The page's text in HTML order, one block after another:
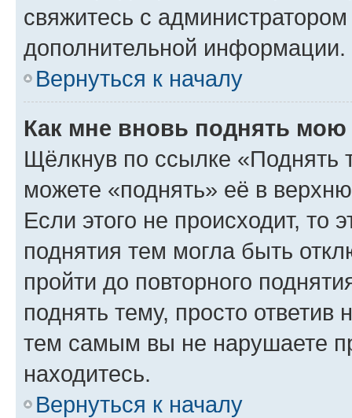
свяжитесь с
дополнительной информации.
Вернуться к началу
Как мне вновь поднять мою
Щёлкнув по ссылке «Поднять
можете «поднять» её в
Если этого не происходит, то
поднятия тем могла быть
пройти до повторного
поднять тему, просто ответив
тем самым вы не нарушаете
находитесь.
Вернуться к началу